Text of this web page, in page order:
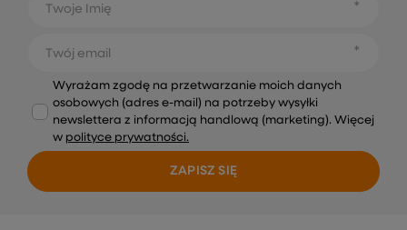
Twoje Imię
Twój email
Wyrażam zgodę na przetwarzanie moich danych
osobowych (adres e-mail) na potrzeby wysyłki
newslettera z informacją handlową (marketing). Więcej
w polityce prywatności.
ZAPISZ SIĘ